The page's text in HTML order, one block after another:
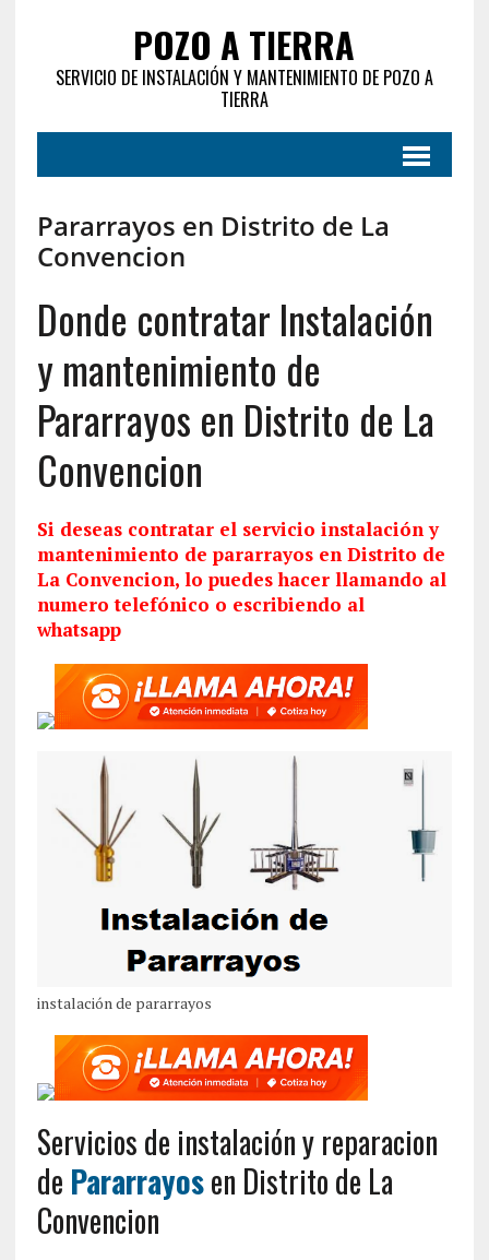
POZO A TIERRA
SERVICIO DE INSTALACIÓN Y MANTENIMIENTO DE POZO A
TIERRA
Pararrayos en Distrito de La
Convencion‎
Donde contratar Instalación
y mantenimiento de
Pararrayos en Distrito de La
Convencion‎
Si deseas contratar el servicio instalacióny
mantenimiento de pararrayos en Distrito de
La Convencion‎, lo puedes hacer llamando al
numero telefónico o escribiendo al
whatsapp
instalación de pararrayos
Servicios de instalación y reparacion
de Pararrayosen Distrito de La
Convencion‎